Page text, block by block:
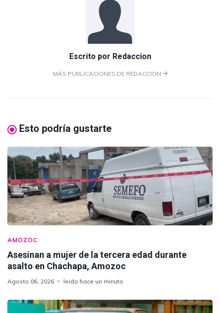
Escrito por Redaccion
MÁS PUBLICACIONES DE REDACCION
Esto podría gustarte
AMOZOC
Asesinan a mujer de la tercera edad durante
asalto en Chachapa, Amozoc
Agosto 06, 2026 leido hace un minuto